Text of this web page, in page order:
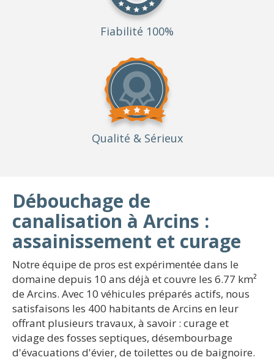
Fiabilité 100%
Qualité & Sérieux
Débouchage de
canalisation à Arcins :
assainissement et curage
Notre équipe de pros est expérimentée dans le
domaine depuis 10 ans déjà et couvre les 6.77 km²
de Arcins. Avec 10 véhicules préparés actifs, nous
satisfaisons les 400 habitants de Arcins en leur
offrant plusieurs travaux, à savoir : curage et
vidage des fosses septiques, désembourbage
d'évacuations d'évier, de toilettes ou de baignoire.